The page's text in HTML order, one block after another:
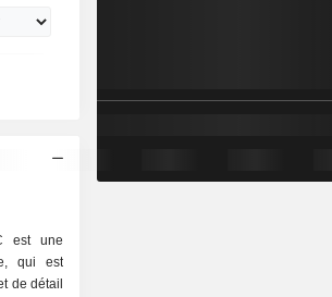
est une
qui est
de détail